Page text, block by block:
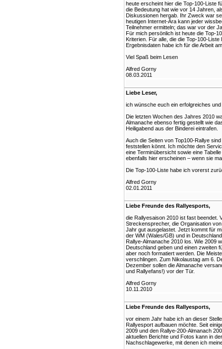
heute erscheint hier die Top-100-Liste
die Bedeutung hat wie vor 14 Jahren,
Diskussionen hergab. Ihr Zweck war
heutigen Internet-Ära kann jeder
Teilnehmer ermitteln; das war vor der
Für mich persönlich ist heute die Top-
Kriterien. Für alle, die die Top-100-
Ergebnisdaten habe ich für die Arbeit
Viel Spaß beim Lesen
Alfred Gorny
08.03.2011
Liebe Leser,
ich wünsche euch ein erfolgreiches
Die letzten Wochen des Jahres 2010
Almanache ebenso fertig gestellt wie
Heiligabend aus der Binderei eintrafen.
Auch die Seiten von Top100-Rallye
feststellen könnt. Ich möchte den
eine Terminübersicht sowie eine
ebenfalls hier erscheinen – wenn sie
Die Top-100-Liste habe ich vorerst
Alfred Gorny
02.01.2011
Liebe Freunde des Rallyesports,
die Rallyesaison 2010 ist fast beendet.
Streckensprecher, die Organisation
Jahr gut ausgelastet. Jetzt kommt für
der WM (Wales/GB) und in
Rallye-Almanache 2010 los. Wie 2009
Deutschland geben und einen zweiten
aber noch formatiert werden. Die
verschlingen. Zum Nikolaustag am 6.
Dezember sollen die Almanache
und Rallyefans!) vor der Tür.
Alfred Gorny
10.11.2010
Liebe Freunde des Rallyesports,
vor einem Jahr habe ich an dieser
Rallyesport aufbauen möchte. Seit
2009 und den Rallye-200-Almanach
aktuellen Berichte und Fotos kann in
Nachschlagewerke, mit denen ich